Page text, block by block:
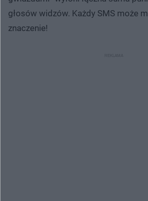
głosów widzów. Każdy SMS może
znaczenie!